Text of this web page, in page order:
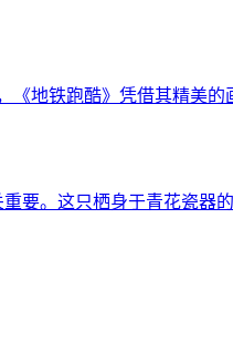
地铁跑酷》凭借其精美
要。这只栖身于青花瓷器